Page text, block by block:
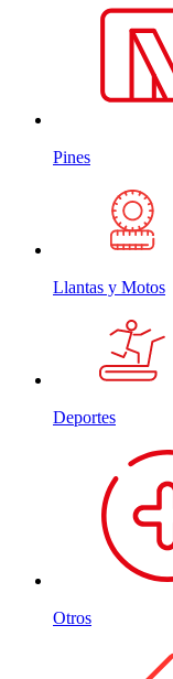
Pines
Llantas y Motos
Deportes
Otros